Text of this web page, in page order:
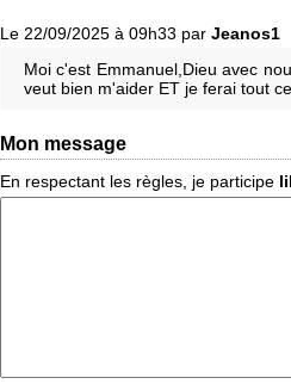
Le 22/09/2025 à 09h33 par Jeanos1
Moi c'est Emmanuel,Dieu avec
veut bien m'aider ET je ferai tout
Mon message
En respectant les règles, je participe